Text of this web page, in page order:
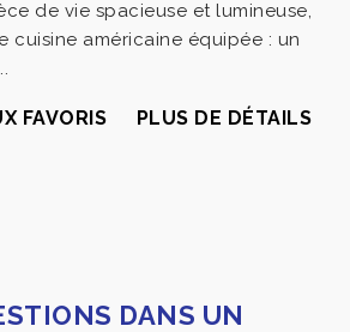
de vie spacieuse et lumineuse,
cuisine américaine équipée : un
FAVORIS PLUS DE DÉTAILS
DANS UN